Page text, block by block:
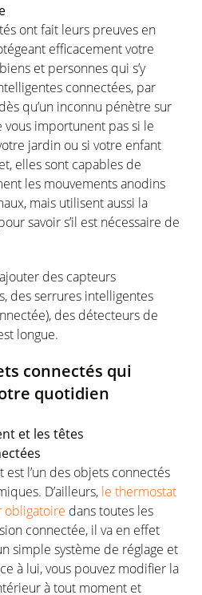
ontfait leurs preuves en
efficacementvotre
biens et personnes qui s’y
connectées, par
dès qu’un inconnu pénètre sur
vous importunent passi le
jardin ou si votre enfant
, ellessont capables de
les mouvementsanodins
, mais utilisentaussi la
savoirs’il est nécessaire de
des capteurs
, desserrures intelligentes
), des détecteurs de
longue.
connectés qui
quotidien
et les têtes
est l’un des objets connectés
. D’ailleurs, le thermostat
obligatoire danstoutes les
connectée, il va en effet
simple système de réglage et
à lui,vous pouvez modifier la
à tout moment et